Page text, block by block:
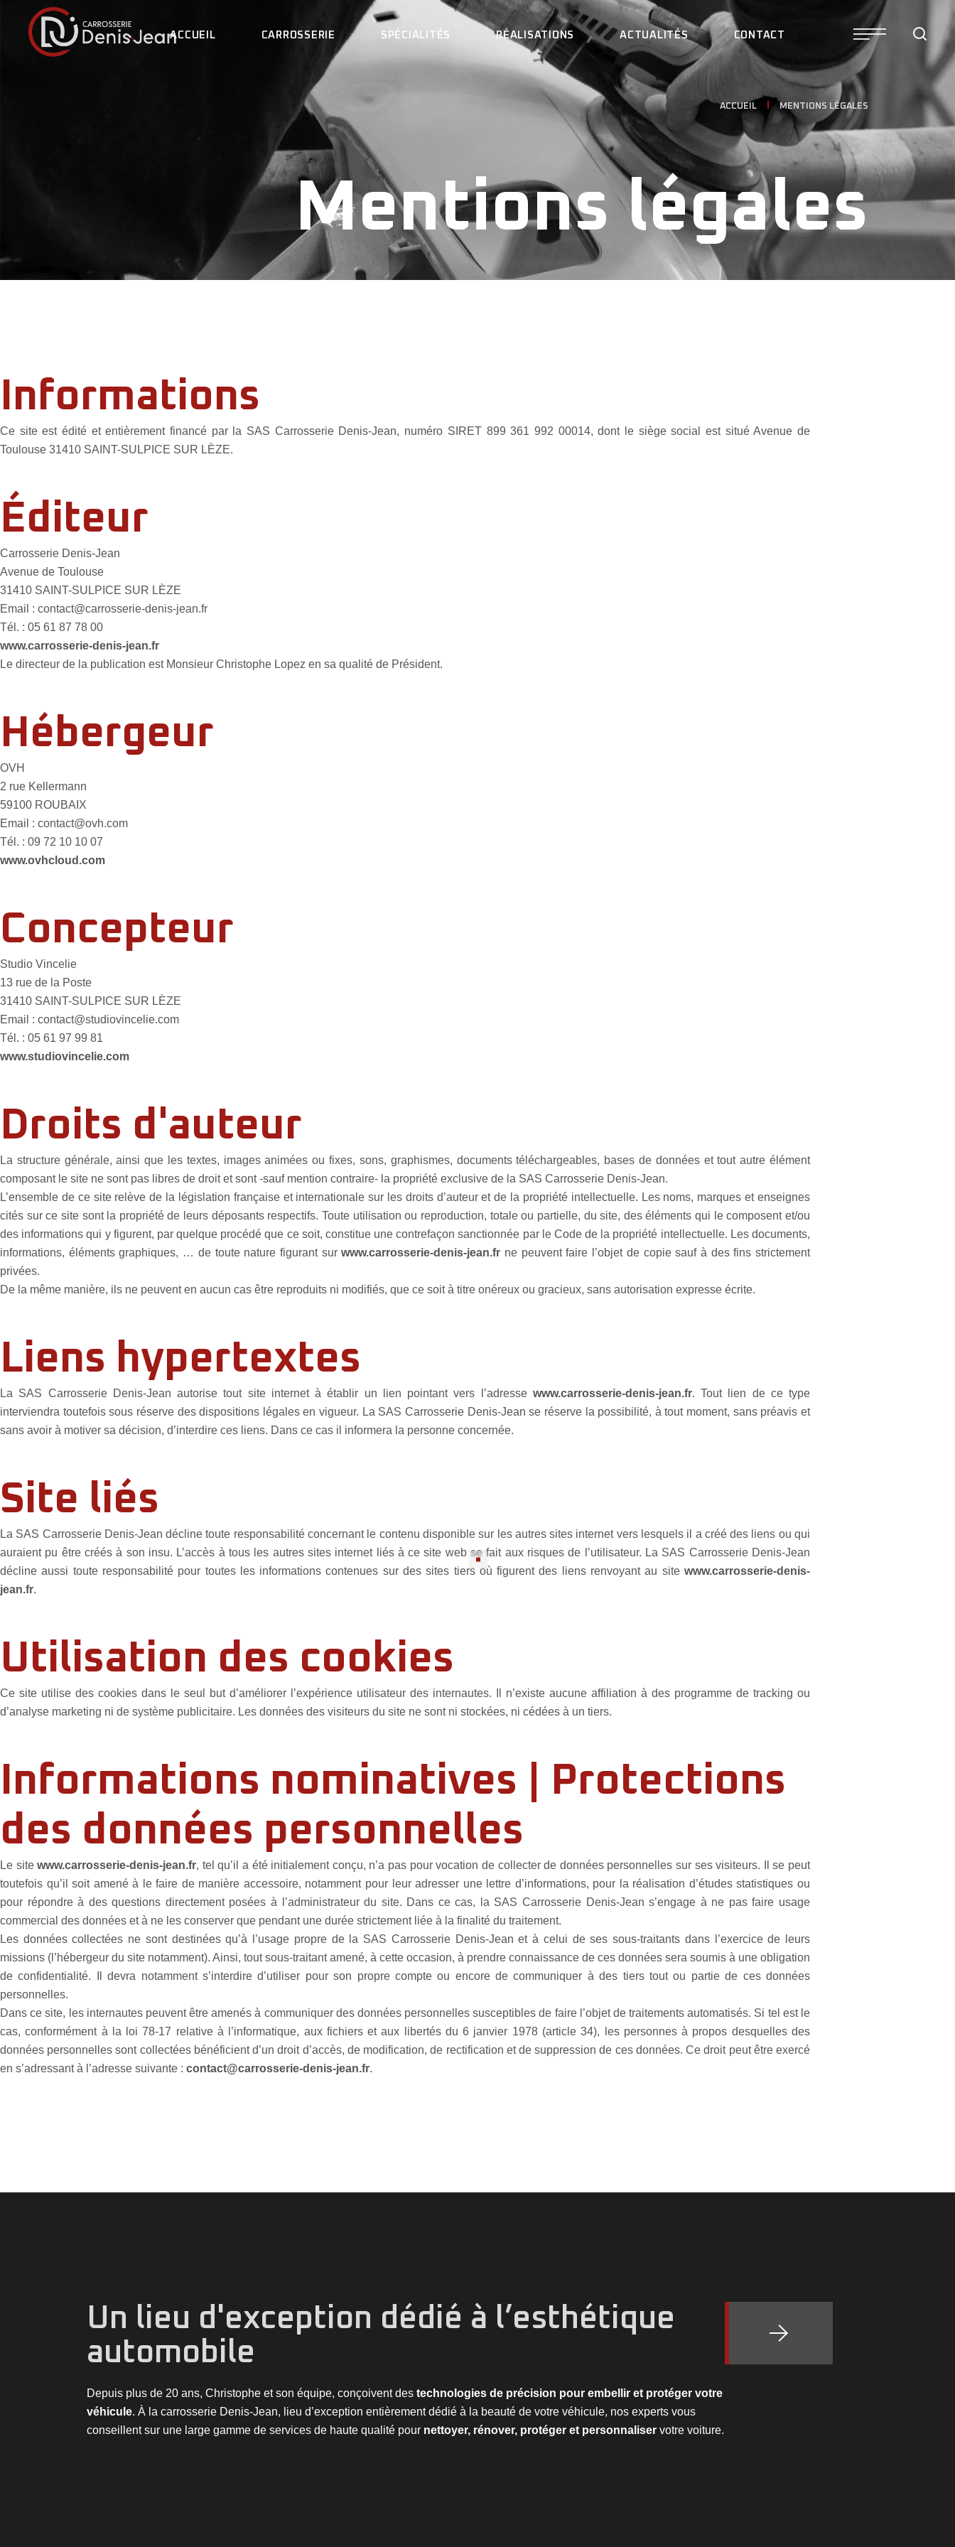
ACCUEIL CARROSSERIE
LA CARROSSERIE
L’ÉQUIPE
NOS ENGAGEMENTS
ILS PARLENT DE NOUS
RECRUTEMENT
FOIRE AUX QUESTIONS
SPÉCIALITÉS
PEINTURE
PARE-BRISE
DÉBOSSELAGE
RÉALISATIONS ACTUALITÉS CONTACT
LA CARROSSERIE
L’ÉQUIPE
NOS ENGAGEMENTS
ILS PARLENT DE NOUS
RECRUTEMENT
FOIRE AUX QUESTIONS
LOCATION DE VÉHICULES
MARBRE
SOUDURE
DEMANDE DE DEVIS
PRENDRE RENDEZ-VOUS
ACCUEIL MENTIONS LÉGALES
Mentions légales
Informations
Ce site est édité et entièrement financé par la SAS Carrosserie Denis-Jean, numéro SIRET 899 361 992 00014, dont le siège social est situé Avenue de
Toulouse 31410 SAINT-SULPICE SUR LÈZE.
Éditeur
Carrosserie Denis-Jean
Avenue de Toulouse
31410 SAINT-SULPICE SUR LÈZE
Email : contact@carrosserie-denis-jean.fr
Tél. : 05 61 87 78 00
www.carrosserie-denis-jean.fr
Le directeur de la publication est Monsieur Christophe Lopez en sa qualité de Président.
Hébergeur
OVH
2 rue Kellermann
59100 ROUBAIX
Email : contact@ovh.com
Tél. : 09 72 10 10 07
www.ovhcloud.com
Concepteur
Studio Vincelie
13 rue de la Poste
31410 SAINT-SULPICE SUR LÈZE
Email : contact@studiovincelie.com
Tél. : 05 61 97 99 81
www.studiovincelie.com
Droits d'auteur
La structure générale, ainsi que les textes, images animées ou fixes, sons, graphismes, documents téléchargeables, bases de données et tout autre élément
composant le site ne sont pas libres de droit et sont -sauf mention contraire- la propriété exclusive de la SAS Carrosserie Denis-Jean.
L’ensemble de ce site relève de la législation française et internationale sur les droits d’auteur et de la propriété intellectuelle. Les noms, marques et enseignes
cités sur ce site sont la propriété de leurs déposants respectifs. Toute utilisation ou reproduction, totale ou partielle, du site, des éléments qui le composent et/ou
des informations qui y figurent, par quelque procédé que ce soit, constitue une contrefaçon sanctionnée par le Code de la propriété intellectuelle. Les documents,
informations, éléments graphiques, … de toute nature figurant surwww.carrosserie-denis-jean.fr ne peuvent faire l’objet de copie sauf à des fins strictement
privées.
De la même manière, ils ne peuvent en aucun cas être reproduits ni modifiés, que ce soit à titre onéreux ou gracieux, sans autorisation expresse écrite.
Liens hypertextes
La SAS Carrosserie Denis-Jean autorise tout site internet à établir un lien pointant vers l’adresse www.carrosserie-denis-jean.fr. Tout lien de ce type
interviendra toutefois sous réserve des dispositions légales en vigueur. La SAS Carrosserie Denis-Jean se réserve la possibilité, à tout moment, sans préavis et
sans avoir à motiver sa décision, d’interdire ces liens. Dans ce cas il informera la personne concernée.
Site liés
La SAS Carrosserie Denis-Jean décline toute responsabilité concernant le contenu disponible sur les autres sites internet vers lesquels il a créé des liens ou qui
auraient pu être créés à son insu. L’accès à tous les autres sites internet liés à ce site web se fait aux risques de l’utilisateur. La SAS Carrosserie Denis-Jean
décline aussi toute responsabilité pour toutes les informations contenues sur des sites tiers où figurent des liens renvoyant au site www.carrosserie-denis-
jean.fr.
Utilisation des cookies
Ce site utilise des cookies dans le seul but d’améliorer l’expérience utilisateur des internautes. Il n’existe aucune affiliation à des programme de tracking ou
d’analyse marketing ni de système publicitaire. Les données des visiteurs du site ne sont ni stockées, ni cédées à un tiers.
Informations nominatives | Protections
des données personnelles
Le sitewww.carrosserie-denis-jean.fr, tel qu’il a été initialement conçu, n’a pas pour vocation de collecter de données personnelles sur ses visiteurs. Il se peut
toutefois qu’il soit amené à le faire de manière accessoire, notamment pour leur adresser une lettre d’informations, pour la réalisation d’études statistiques ou
pour répondre à des questions directement posées à l’administrateur du site. Dans ce cas, la SAS Carrosserie Denis-Jean s’engage à ne pas faire usage
commercial des données et à ne les conserver que pendant une durée strictement liée à la finalité du traitement.
Les données collectées ne sont destinées qu’à l’usage propre de la SAS Carrosserie Denis-Jean et à celui de ses sous-traitants dans l’exercice de leurs
missions (l’hébergeur du site notamment). Ainsi, tout sous-traitant amené, à cette occasion, à prendre connaissance de ces données sera soumis à une obligation
de confidentialité. Il devra notamment s’interdire d’utiliser pour son propre compte ou encore de communiquer à des tiers tout ou partie de ces données
personnelles.
Dans ce site, les internautes peuvent être amenés à communiquer des données personnelles susceptibles de faire l’objet de traitements automatisés. Si tel est le
cas, conformément à la loi 78-17 relative à l’informatique, aux fichiers et aux libertés du 6 janvier 1978 (article 34), les personnes à propos desquelles des
données personnelles sont collectées bénéficient d’un droit d’accès, de modification, de rectification et de suppression de ces données. Ce droit peut être exercé
en s’adressant à l’adresse suivante : contact@carrosserie-denis-jean.fr.
Un lieu d'exception dédié à l’esthétique
automobile
Depuis plus de 20 ans, Christophe et son équipe, conçoivent des technologies de précision pour embellir et protéger votre
véhicule. À la carrosserie Denis-Jean, lieu d’exception entièrement dédié à la beauté de votre véhicule, nos experts vous
conseillent sur une large gamme de services de haute qualité pour nettoyer, rénover, protéger et personnaliser votre voiture.